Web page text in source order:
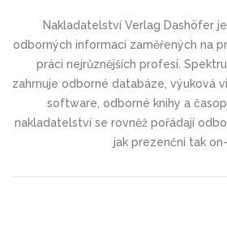
Nakladatelství Verlag Dashöfer
odborných informací zaměřených na
práci nejrůznějších profesí.
zahrnuje odborné databáze, výuková
software, odborné knihy a
nakladatelství se rovněž pořádají
jak prezenční tak on-